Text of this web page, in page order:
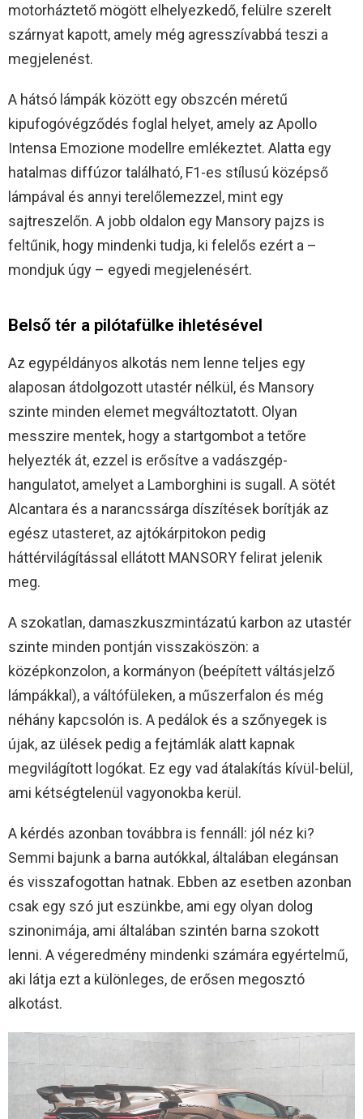
motorháztető mögött elhelyezkedő, felülre szerelt
szárnyat kapott, amely még agresszívabbá teszi a
megjelenést.
A hátsó lámpák között egy obszcén méretű
kipufogóvégződés foglal helyet, amely az Apollo
Intensa Emozione modellre emlékeztet. Alatta egy
hatalmas diffúzor található, F1-es stílusú középső
lámpával és annyi terelőlemezzel, mint egy
sajtreszelőn. A jobb oldalon egy Mansory pajzs is
feltűnik, hogy mindenki tudja, ki felelős ezért a –
mondjuk úgy – egyedi megjelenésért.
Belső tér a pilótafülke ihletésével
Az egypéldányos alkotás nem lenne teljes egy
alaposan átdolgozott utastér nélkül, és Mansory
szinte minden elemet megváltoztatott. Olyan
messzire mentek, hogy a startgombot a tetőre
helyezték át, ezzel is erősítve a vadászgép-
hangulatot, amelyet a Lamborghini is sugall. A sötét
Alcantara és a narancssárga díszítések borítják az
egész utasteret, az ajtókárpitokon pedig
háttérvilágítással ellátott MANSORY felirat jelenik
meg.
A szokatlan, damaszkuszmintázatú karbon az utastér
szinte minden pontján visszaköszön: a
középkonzolon, a kormányon (beépített váltásjelző
lámpákkal), a váltófüleken, a műszerfalon és még
néhány kapcsolón is. A pedálok és a szőnyegek is
újak, az ülések pedig a fejtámlák alatt kapnak
megvilágított logókat. Ez egy vad átalakítás kívül-belül,
ami kétségtelenül vagyonokba kerül.
A kérdés azonban továbbra is fennáll: jól néz ki?
Semmi bajunk a barna autókkal, általában elegánsan
és visszafogottan hatnak. Ebben az esetben azonban
csak egy szó jut eszünkbe, ami egy olyan dolog
szinonimája, ami általában szintén barna szokott
lenni. A végeredmény mindenki számára egyértelmű,
aki látja ezt a különleges, de erősen megosztó
alkotást.